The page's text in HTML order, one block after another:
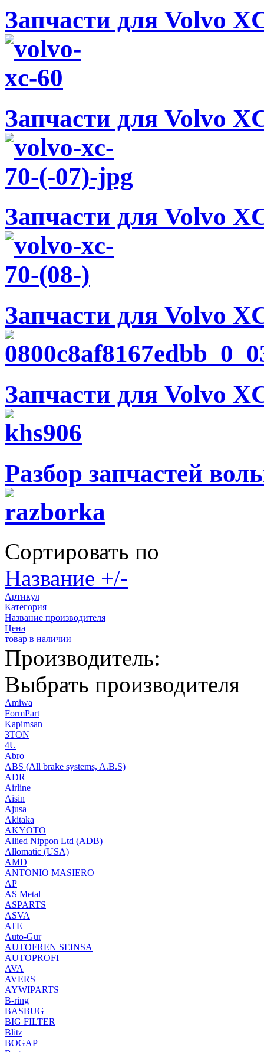
Запчасти для Volvo
Запчасти для Volvo
Запчасти для Volvo
Запчасти для Volvo
Запчасти для Volvo
Разбор запчастей
Сортировать по
Название +/-
Артикул
Категория
Название производителя
Цена
товар в наличии
Производитель:
Выбрать производителя
Amiwa
FormPart
Kapimsan
3TON
4U
Abro
ABS (All brake systems, A.B.S)
ADR
Airline
Aisin
Ajusa
Akitaka
AKYOTO
Allied Nippon Ltd (ADB)
Allomatic (USA)
AMD
ANTONIO MASIERO
AP
AS Metal
ASPARTS
ASVA
ATE
Auto-Gur
AUTOFREN SEINSA
AUTOPROFI
AVA
AVERS
AYWIPARTS
B-ring
BASBUG
BIG FILTER
Blitz
BOGAP